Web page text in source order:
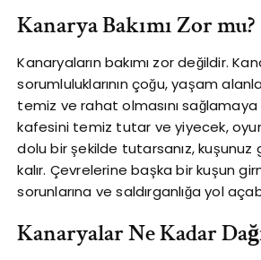
Kanarya Bakımı Zor mu?
Kanaryaların bakımı zor değildir.
sorumluluklarının çoğu, yaşam
temiz ve rahat olmasını sağlamaya
kafesini temiz tutar ve yiyecek,
dolu bir şekilde tutarsanız, kuşunuz
kalır. Çevrelerine başka bir kuşun
sorunlarına ve saldırganlığa yol
Kanaryalar Ne Kadar